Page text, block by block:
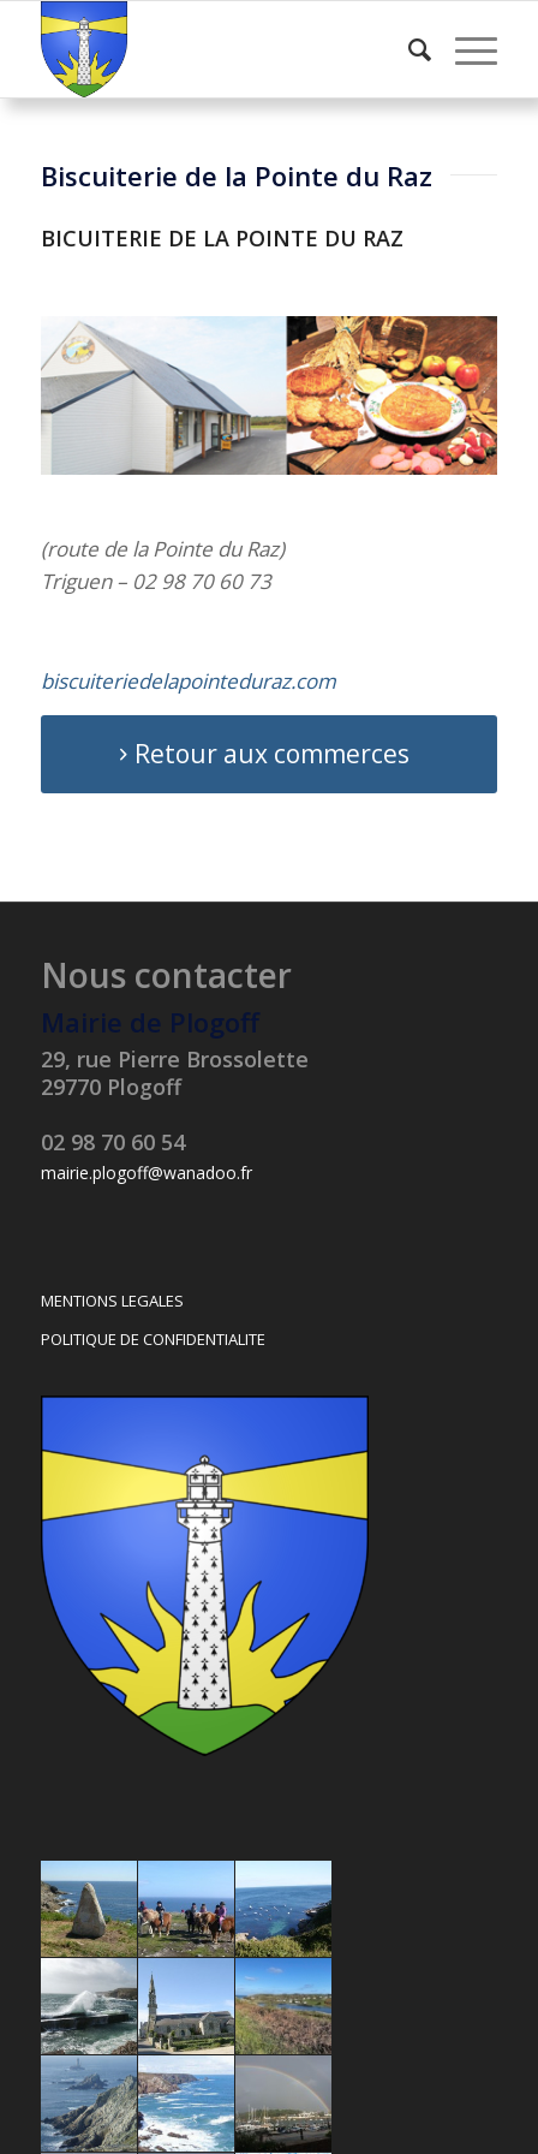
Biscuiterie de la Pointe du Raz
BICUITERIE DE LA POINTE DU RAZ
(route de la Pointe du Raz)
Triguen – 02 98 70 60 73
biscuiteriedelapointeduraz.com
Retour aux commerces
Nous contacter
Mairie de Plogoff
29, rue Pierre Brossolette
29770 Plogoff
02 98 70 60 54
mairie.plogoff@wanadoo.fr
MENTIONS LEGALES
POLITIQUE DE CONFIDENTIALITE